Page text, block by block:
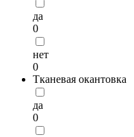
да
0
нет
0
Тканевая окантовка
да
0